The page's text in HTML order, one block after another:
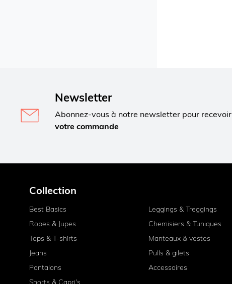
Newsletter
Abonnez-vous à notre newsletter pour recevoir
votre commande
Collection
Best Basics
Robes & Jupes
Tops & T-shirts
Jeans
Pantalons
Leggings & Treggings
Chemisiers & Tuniques
Manteaux & vestes
Pulls & gilets
Accessoires